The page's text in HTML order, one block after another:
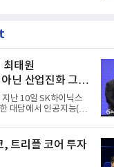
최태원
닌 산업진화 그
난 10일 SK하이닉스
대담에서 인공지능(AI)
, 트리플 코어 투자